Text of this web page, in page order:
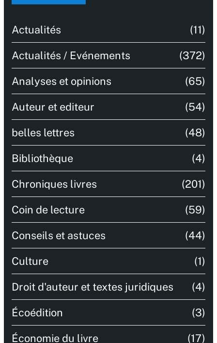
Actualités (11)
Actualités / Evénements (372)
Analyses et opinions (65)
Auteur et editeur (54)
belles lettres (48)
Bibliothèque (4)
Chroniques livres (201)
Coin de lecture (59)
Conseils et astuces (44)
Culture (1)
Droit d'auteur et textes juridiques (4)
Écoédition (3)
Économie du livre (17)